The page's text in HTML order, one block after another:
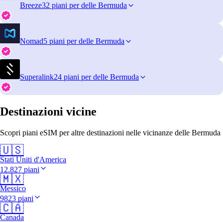
Breeze32 piani per delle Bermuda
Nomad5 piani per delle Bermuda
Superalink24 piani per delle Bermuda
Destinazioni vicine
Scopri piani eSIM per altre destinazioni nelle vicinanze delle Bermuda
🇺🇸
Stati Uniti d'America
12.827 piani
🇲🇽
Messico
9823 piani
🇨🇦
Canada